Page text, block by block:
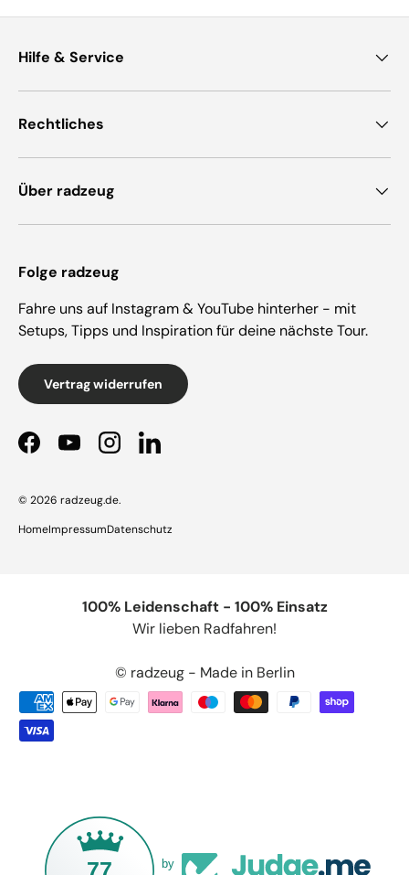
Hilfe & Service
Rechtliches
Über radzeug
Folge radzeug
Fahre uns auf Instagram & YouTube hinterher - mit
Setups, Tipps und Inspiration für deine nächste Tour.
Vertrag widerrufen
FacebookYouTubeInstagramLinkedIn
© 2026 radzeug.de.
HomeImpressumDatenschutz
100% Leidenschaft - 100% Einsatz
Wir lieben Radfahren!
© radzeug - Made in Berlin
77 by